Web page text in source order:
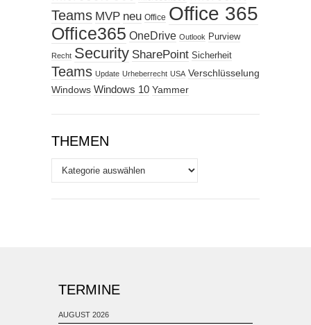
Teams MVP neu Office Office 365
Office365 OneDrive Outlook Purview
Recht Security SharePoint Sicherheit
Teams Update Urheberrecht USA Verschlüsselung
Windows Windows 10 Yammer
THEMEN
Themen
TERMINE
AUGUST 2026